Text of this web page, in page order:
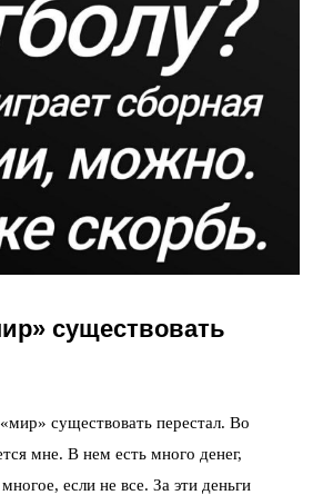
существовать
существовать перестал. Во
мне. В нем есть много денег,
если не все. За эти деньги